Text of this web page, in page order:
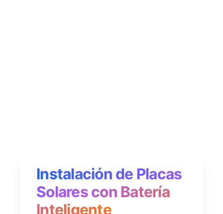
Instalación de Placas
Solares con Batería
Inteligente